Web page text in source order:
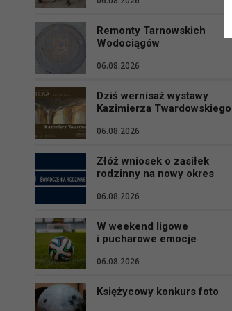
Remonty Tarnowskich
Wodociągów
06.08.2026
Dziś wernisaż wystawy
Kazimierza Twardowskiego
06.08.2026
Złóż wniosek o zasiłek
rodzinny na nowy okres
06.08.2026
W weekend ligowe
i pucharowe emocje
06.08.2026
Księżycowy konkurs foto